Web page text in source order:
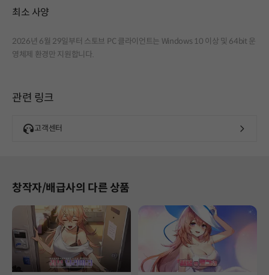
최소 사양
2026년 6월 29일부터 스토브 PC 클라이언트는 Windows 10 이상 및 64bit 운
영체제 환경만 지원합니다.
관련 링크
고객센터
창작자/배급사의 다른 상품